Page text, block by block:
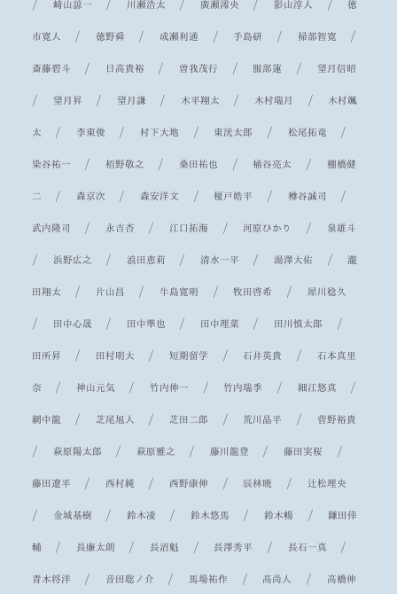
/ 崎山諒一 / 川瀬浩太 / 廣瀬澪央 / 影山淳人 /徳
市寛人 /徳野舜 / 成瀬利通 / 手島研 / 掃部智寛 /
斎藤碧斗 / 日高貴裕 / 曽我茂行 / 服部蓮 / 望月信昭
/ 望月昇 / 望月謙 / 木平翔太 / 木村瑞月 / 木村颯
太 / 李東俊 / 村下大地 / 東洸太郎 / 松尾拓竜 /
染谷祐一 / 栢野敬之 / 桑田祐也 /桶谷亮太 / 棚橋健
二 / 森京次 / 森安洋文 /榎戸皓平 / 樽谷誠司 /
武内隆司 / 永吉杏 / 江口拓海 / 河原ひかり / 泉雄斗
/ 浜野広之 / 浪田恵莉 / 清水一平 / 湯澤大佑 /瀧
田翔太 / 片山昌 / 牛島寛明 /牧田啓希 / 犀川稔久
/ 田中心晟 / 田中準也 / 田中理菜 / 田川慎太郎 /
田所昇 / 田村明大 /短期留学 / 石井英貴 / 石本真里
奈 /神山元気 /竹内伸一 /竹内瑞季 / 細江悠真 /
網中龍 / 芝尾旭人 / 芝田二郎 / 荒川晶平 / 菅野裕貴
/ 萩原陽太郎 / 萩原雅之 / 藤川龍登 / 藤田実桜 /
藤田遼平 / 西村純 / 西野康伸 / 辰林暁 / 辻松理央
/ 金城基樹 / 鈴木凌 /鈴木悠馬 /鈴木暢 /鎌田倖
輔 / 長廉太朗 / 長沼魁 / 長澤秀平 / 長石一真 /
青木将洋 / 音田聡ノ介 / 馬場祐作 / 高尚人 / 高橋伸